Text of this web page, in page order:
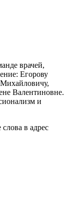
врачей,
Егорову
Валентиновне.
и
в адрес